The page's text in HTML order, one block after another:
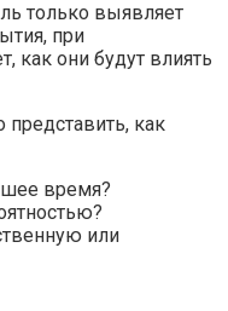
только выявляет
при
как они будут влиять
как
время?
или